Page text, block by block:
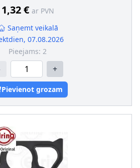
1,32 € ar PVN
Saņemt veikalā
07.08.2026
Pieejams: 2
+
Pievienot grozam